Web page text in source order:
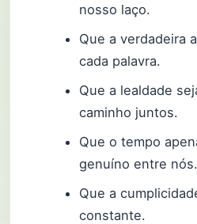
nosso laço.
Que a verdadeira
cada palavra.
Que a lealdade
caminho juntos.
Que o tempo
genuíno entre nós.
Que a
constante.